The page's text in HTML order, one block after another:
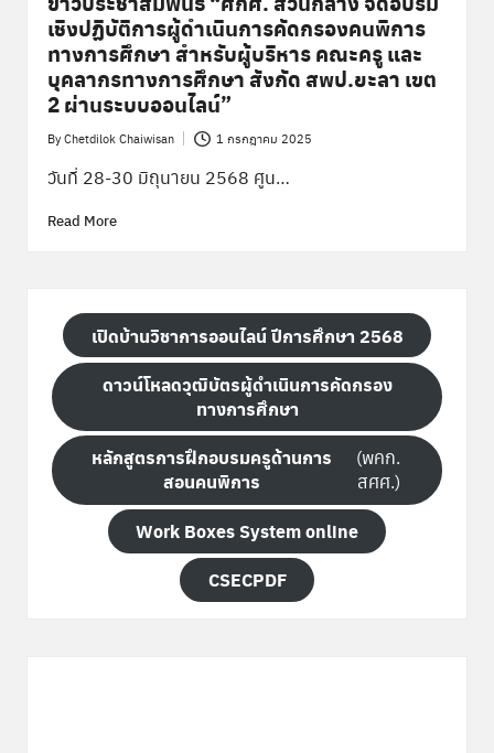
เชิงปฏิบัติการผู้ดำเนินการคัดกรองคนพิการ
ทางก ารศึกษา สำหรับผู้บริหาร คณะครู และ
บุคลากรทางการศึกษา สังกัด สพป.ยะลา เขต
2 ผ่านระบบออนไลน์”
Posted
by
ByChetdilok Chaiwisan 1 กรกฎาคม 2025
วันที่ 28-30 มิถุนายน 2568 ศูน…
Read More
เปิดบ้านวิชาการออนไลน์ ปีการศึกษา 2568
ดาวน์โหลดวุฒิบัตรผู้ดำเนินการคัดกรอง
ทางการศึกษา
หลักสูตรการฝึกอบรมครูด้านการ
สอนคนพิการ
(พคก.
สศศ.)
Work Boxes System online
CSECPDF